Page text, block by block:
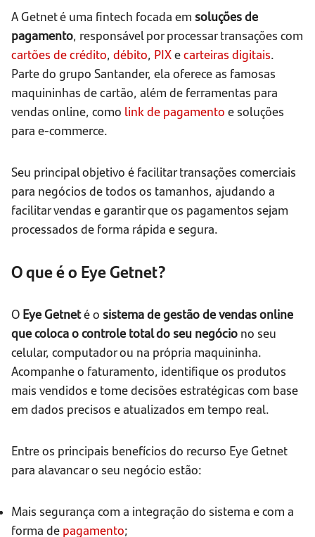
A Getnet é uma fintech focada em soluções de
pagamento, responsável por processar transações com
cartões de crédito, débito, PIXecarteiras digitais.
Parte do grupo Santander, ela oferece as famosas
maquininhas de cartão, além de ferramentas para
vendas online, como link de pagamento e soluções
para e-commerce.
Seu principal objetivo é facilitar transações comerciais
para negócios de todos os tamanhos, ajudando a
facilitar vendas e garantir que os pagamentos sejam
processados de forma rápida e segura.
O que é o Eye Getnet?
O Eye Getneté o sistema de gestão de vendas online
que coloca o controle total do seu negócio no seu
celular, computador ou na própria maquininha.
Acompanhe o faturamento, identifique os produtos
mais vendidos e tome decisões estratégicas com base
em dados precisos e atualizados em tempo real.
Entre os principais benefícios do recurso Eye Getnet
para alavancar o seu negócio estão:
Mais segurança com a integração do sistema e com a
forma de pagamento;